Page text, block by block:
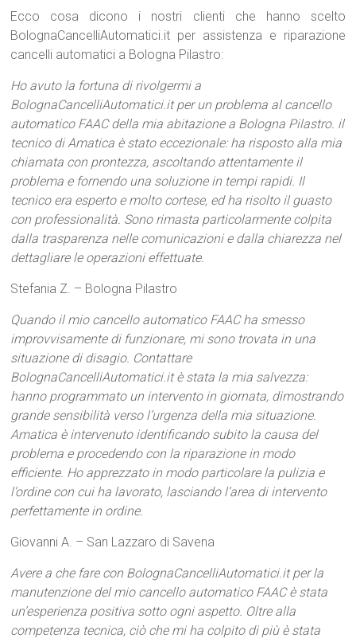
Ecco cosa dicono i nostri clienti che hanno scelto
BolognaCancelliAutomatici.it per assistenza e riparazione
cancelli automatici a Bologna Pilastro:
Ho avuto la fortuna di rivolgermi a
BolognaCancelliAutomatici.it per un problema al cancello
automatico FAAC della mia abitazione a Bologna Pilastro. il
tecnico di Amatica è stato eccezionale: ha risposto alla mia
chiamata con prontezza, ascoltando attentamente il
problema e fornendo una soluzione in tempi rapidi. Il
tecnico era esperto e molto cortese, ed ha risolto il guasto
con professionalità. Sono rimasta particolarmente colpita
dalla trasparenza nelle comunicazioni e dalla chiarezza nel
dettagliare le operazioni effettuate.
Stefania Z. – Bologna Pilastro
Quando il mio cancello automatico FAAC ha smesso
improvvisamente di funzionare, mi sono trovata in una
situazione di disagio. Contattare
BolognaCancelliAutomatici.it è stata la mia salvezza:
hanno programmato un intervento in giornata, dimostrando
grande sensibilità verso l’urgenza della mia situazione.
Amatica è intervenuto identificando subito la causa del
problema e procedendo con la riparazione in modo
efficiente. Ho apprezzato in modo particolare la pulizia e
l’ordine con cui ha lavorato, lasciando l’area di intervento
perfettamente in ordine.
Giovanni A. – San Lazzaro di Savena
Avere a che fare con BolognaCancelliAutomatici.it per la
manutenzione del mio cancello automatico FAAC è stata
un’esperienza positiva sotto ogni aspetto. Oltre alla
competenza tecnica, ciò che mi ha colpito di più è stata